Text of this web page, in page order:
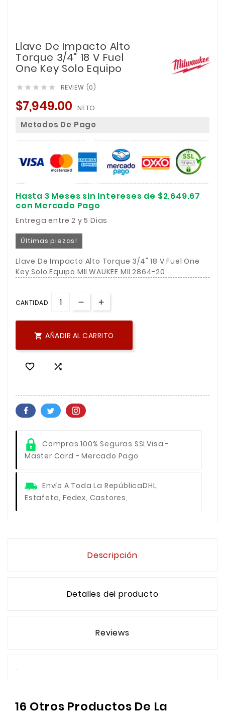
Llave De Impacto Alto
Torque 3/4" 18 V Fuel
One Key Solo Equipo
     REVIEW (0)
$7,949.00 NETO
Metodos De Pago
Hasta 3 Meses sin Intereses de $2,649.67
con Mercado Pago
Entrega entre 2 y 5 Dias
Últimas piezas!
Llave De Impacto Alto Torque 3/4" 18 V Fuel One
Key Solo Equipo MILWAUKEE MIL2864-20
CANTIDAD
 AÑADIR AL CARRITO
 
Compras 100% Seguras SSLVisa -
Master Card - Mercado Pago
Envío A Toda La RepúblicaDHL,
Estafeta, Fedex, Castores,
Descripción
Detalles del producto
Reviews
.
16 Otros Productos De La